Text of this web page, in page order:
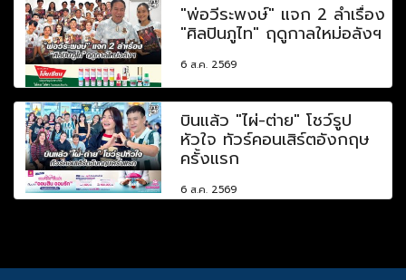
"พ่อวีระพงษ์" แจก 2 ลำเรื่อง
"ศิลปินภูไท" ฤดูกาลใหม่อลังฯ
6 ส.ค. 2569
บินแล้ว "ไผ่-ต่าย" โชว์รูป
หัวใจ ทัวร์คอนเสิร์ตอังกฤษ
ครั้งแรก
6 ส.ค. 2569